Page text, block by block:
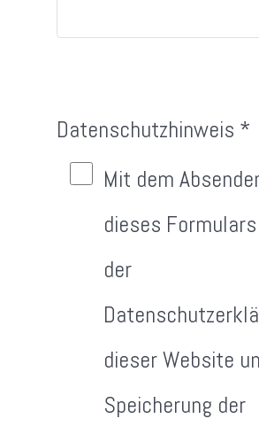
Datenschutzhinweis *
Datenschutzhinweis
Mit dem
dieses
der
dieser Website
Speicherung der